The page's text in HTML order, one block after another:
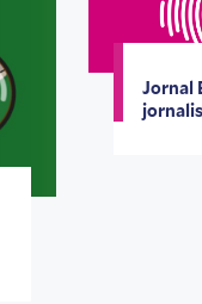
Jornal